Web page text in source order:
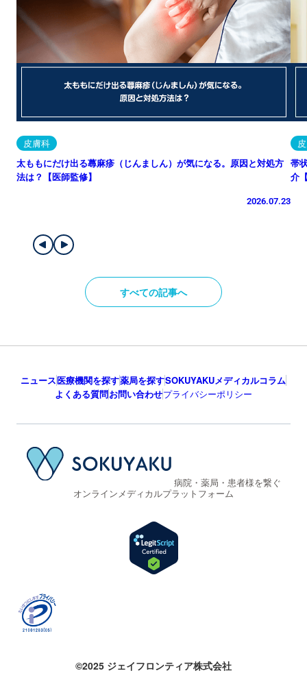
皮膚科
太ももにだけ出る蕁麻疹（じんましん）が気になる。原因と対処方
法は？【医師監修】
2026.07.23
帯
介
すべての記事へ
ニュース医療機関を探す薬局を探すSOKUYAKUメディカルコラム
よくある質問お問い合わせプライバシーポリシー
病院・薬局・患者様を繋ぐ
オンラインメディカルプラットフォーム
©2025 ジェイフロンティア株式会社